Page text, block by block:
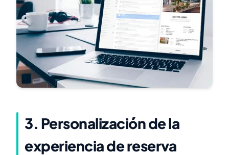
3. Personalización de la
experiencia de reserva